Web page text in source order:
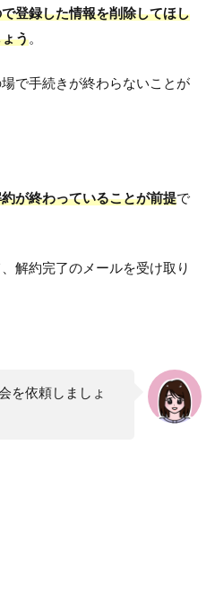
登録した情報を削除してほし
う。
で手続きが終わらないことが
が終わっていることが前提で
解約完了のメールを受け取り
を依頼しましょ